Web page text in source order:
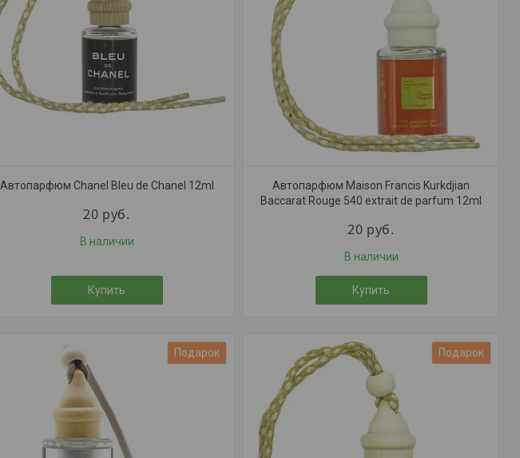
Автопарфюм Chanel Bleu de Chanel 12ml
20 руб.
В наличии
Купить
Автопарфюм Maison Francis Kurkdjian
Baccarat Rouge 540 extrait de parfum 12ml
20 руб.
В наличии
Купить
Подарок Подарок